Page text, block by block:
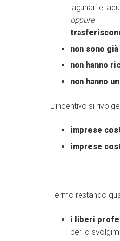
lagunari e
oppure
non sono
non hanno
non hanno
L’incentivo si
imprese
imprese
Fermo restando
i liberi
per lo